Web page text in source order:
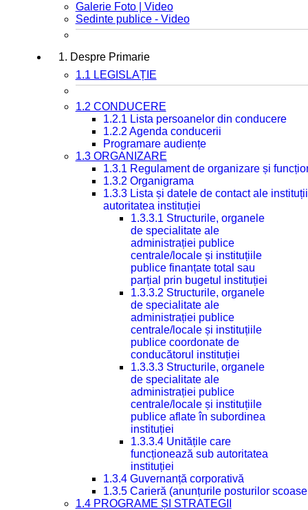
Galerie Foto | Video
Sedinte publice - Video
1. Despre Primarie
1.1 LEGISLAȚIE
1.2 CONDUCERE
1.2.1 Lista persoanelor din conducere
1.2.2 Agenda conducerii
Programare audiențe
1.3 ORGANIZARE
1.3.1 Regulament de organizare și
1.3.2 Organigrama
1.3.3 Lista și datele de contact ale
autoritatea instituției
1.3.3.1 Structurile, organele
de specialitate ale
administrației publice
centrale/locale și instituțiile
publice finanțate total sau
parțial prin bugetul instituției
1.3.3.2 Structurile, organele
de specialitate ale
administrației publice
centrale/locale și instituțiile
publice coordonate de
conducătorul instituției
1.3.3.3 Structurile, organele
de specialitate ale
administrației publice
centrale/locale și instituțiile
publice aflate în subordinea
instituției
1.3.3.4 Unitățile care
funcționează sub autoritatea
instituției
1.3.4 Guvernanță corporativă
1.3.5 Carieră (anunțurile posturilor
1.4 PROGRAME ȘI STRATEGII